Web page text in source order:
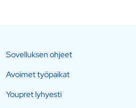
Sovelluksen ohjeet
Avoimet työpaikat
Youpret lyhyesti